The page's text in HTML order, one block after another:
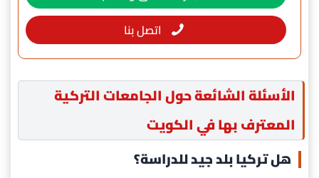
اتصل بنا
الأسئلة الشائعة حول الجامعات التركية
المعترف بها في الكويت
هل تركيا بلد جيد للدراسة؟